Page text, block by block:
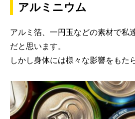
アルミニウム
アルミ箔、一円玉などの素材で私
だと思います。
しかし身体には様々な影響をもた